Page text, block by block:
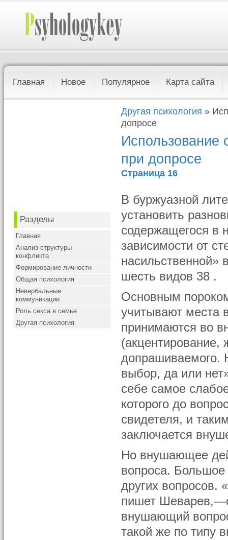
Главная Новое Популярное Карта сайта
Разделы
Главная
Анализ структуры
конфликта
Формирование личности
Общая психология
Невербальные
коммуникации
Роль секса в семье
Другая психология
Другая психология »
допросе
Использование
при допросе
Страница 16
В буржуазной
установить
содержащегося в
зависимости от
насильственной»
шесть видов 38 .
Основным
учитывают места
принимаются во
(акцентирование,
допрашиваемого.
выбор, да или
себе самое
которого до
свидетеля, и
заключается
Но внушающее
вопроса. Большое
других вопросов.
пишет
внушающий
такой же по типу